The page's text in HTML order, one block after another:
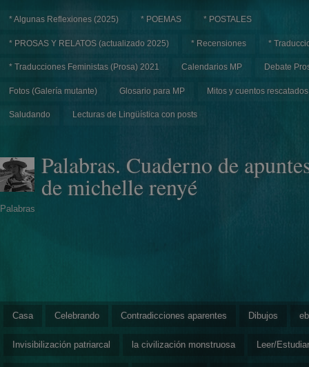
* Algunas Reflexiones (2025) * POEMAS * POSTALES
* PROSAS Y RELATOS (actualizado 2025) * Recensiones *
* Traducciones Feministas (Prosa) 2021 Calendarios MP Debate
Fotos (Galería mutante) Glosario para MP Mitos y cuentos rescatados
Saludando Lecturas de Lingüística con posts
Palabras. Cuaderno de
de michelle renyé
Palabras
Casa Celebrando Contradicciones aparentes Dibujos
Invisibilización patriarcal la civilización monstruosa Leer/Estudiar